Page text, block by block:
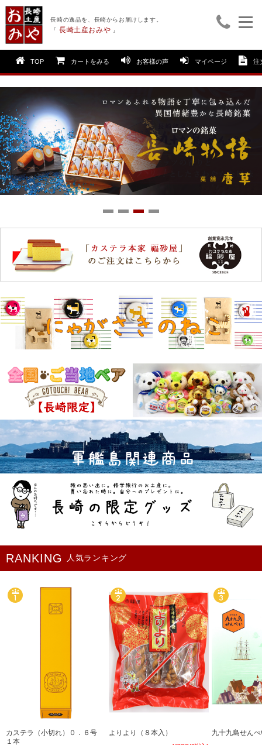
長崎の逸品を、長崎からお届けします。
『 長崎土産おみや 』
TOP カートをみる お客様の声 マイページ 注
人気ランキング
カステラ（小切れ）０．６号
１本
よりより（８本入） 九十九島せん